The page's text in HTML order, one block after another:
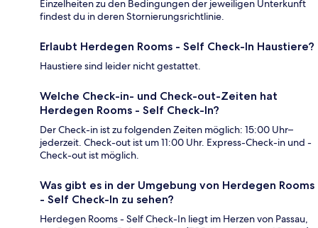
Einzelheiten zu den Bedingungen der jeweiligen Unterkunft
findest du in deren Stornierungsrichtlinie.
Erlaubt Herdegen Rooms - Self Check-In Haustiere?
Haustiere sind leider nicht gestattet.
Welche Check-in- und Check-out-Zeiten hat
Herdegen Rooms - Self Check-In?
Der Check-in ist zu folgenden Zeiten möglich: 15:00 Uhr–
jederzeit. Check-out ist um 11:00 Uhr. Express-Check-in und -
Check-out ist möglich.
Was gibt es in der Umgebung von Herdegen Rooms
- Self Check-In zu sehen?
Herdegen Rooms - Self Check-In liegt im Herzen von Passau,